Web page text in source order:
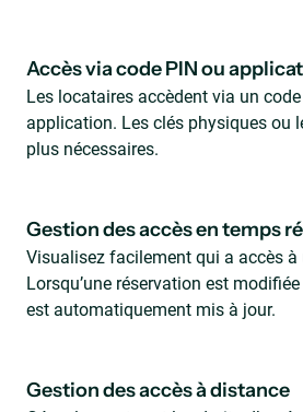
Accès via code PIN ou
Les locataires accèdent via un
application. Les clés physiques ou
plus nécessaires.
Gestion des accès en temps
Visualisez facilement qui a accès à
Lorsqu’une réservation est
est automatiquement mis à jour.
Gestion des accès à distance